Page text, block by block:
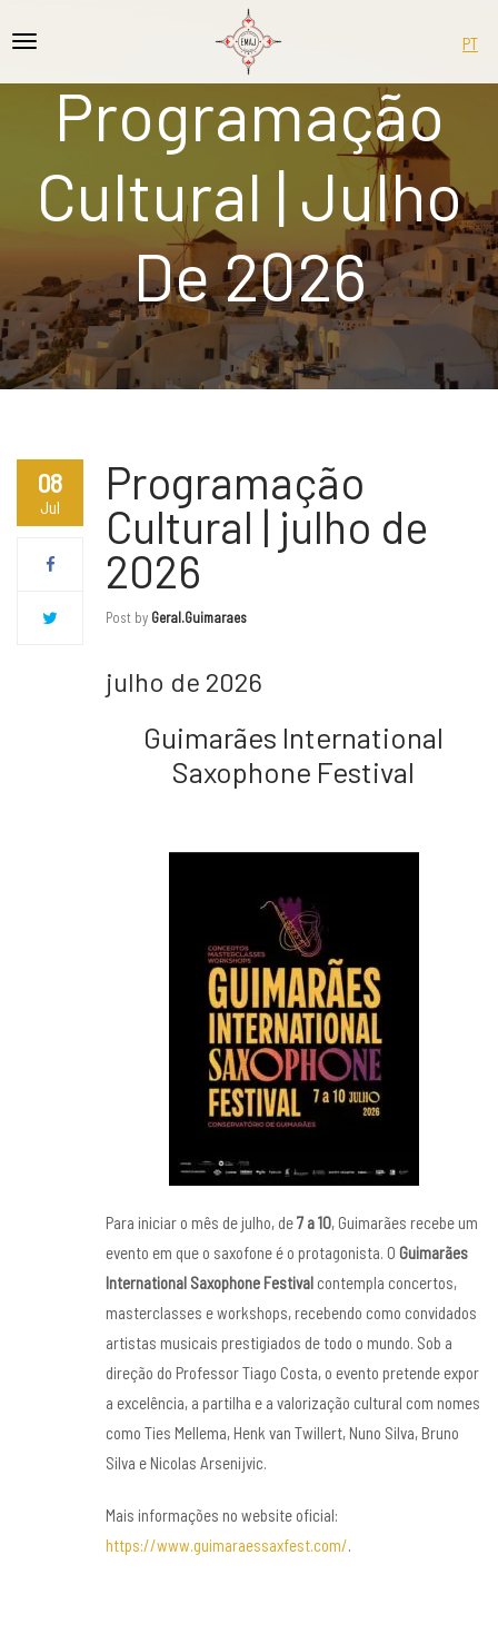
PT
Programação
Cultural | Julho
De 2026
08
Jul
Programação
Cultural | julho de
2026
Post by Geral.guimaraes
julho de 2026
Guimarães International
Saxophone Festival
Para iniciar o mês de julho, de7 a 10, Guimarães recebe um
evento em que o saxofone é o protagonista. O Guimarães
International Saxophone Festival contempla concertos,
masterclasses e workshops, recebendo como convidados
artistas musicais prestigiados de todo o mundo. Sob a
direção do Professor Tiago Costa, o evento pretende expor
a excelência, a partilha e a valorização cultural com nomes
como Ties Mellema, Henk van Twillert, Nuno Silva, Bruno
Silva e Nicolas Arsenijvic.
Mais informações no website oficial:
https://www.guimaraessaxfest.com/.